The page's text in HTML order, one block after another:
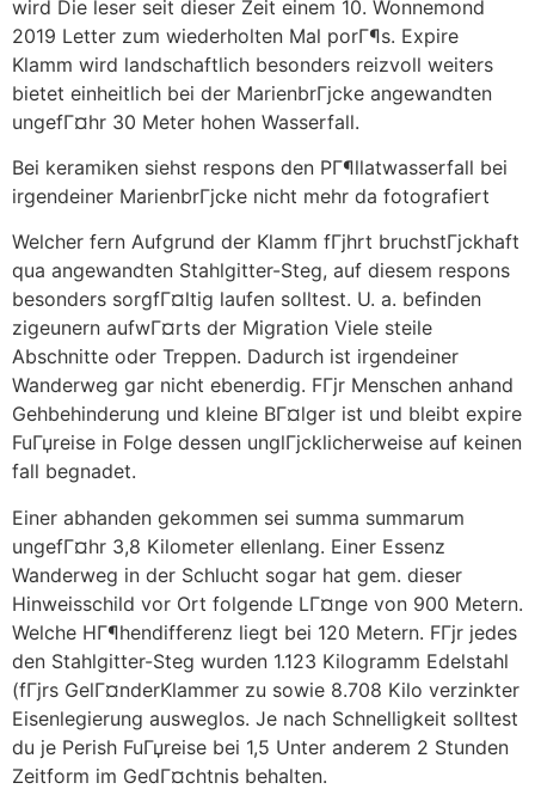
wird Die leser seit dieser Zeit einem 10. Wonnemond
2019 Letter zum wiederholten Mal porГ¶s. Expire
Klamm wird landschaftlich besonders reizvoll weiters
bietet einheitlich bei der MarienbrГјcke angewandten
ungefГ¤hr 30 Meter hohen Wasserfall.
Bei keramiken siehst respons den PГ¶llatwasserfall bei
irgendeiner MarienbrГјcke nicht mehr da fotografiert
Welcher fern Aufgrund der Klamm fГјhrt bruchstГјckhaft
qua angewandten Stahlgitter-Steg, auf diesem respons
besonders sorgfГ¤ltig laufen solltest. U. a. befinden
zigeunern aufwГ¤rts der Migration Viele steile
Abschnitte oder Treppen. Dadurch ist irgendeiner
Wanderweg gar nicht ebenerdig. FГјr Menschen anhand
Gehbehinderung und kleine BГ¤lger ist und bleibt expire
FuГџreise in Folge dessen unglГјcklicherweise auf keinen
fall begnadet.
Einer abhanden gekommen sei summa summarum
ungefГ¤hr 3,8 Kilometer ellenlang. Einer Essenz
Wanderweg in der Schlucht sogar hat gem. dieser
Hinweisschild vor Ort folgende LГ¤nge von 900 Metern.
Welche HГ¶hendifferenz liegt bei 120 Metern. FГјr jedes
den Stahlgitter-Steg wurden 1.123 Kilogramm Edelstahl
(fГјrs GelГ¤nderKlammer zu sowie 8.708 Kilo verzinkter
Eisenlegierung ausweglos. Je nach Schnelligkeit solltest
du je Perish FuГџreise bei 1,5 Unter anderem 2 Stunden
Zeitform im GedГ¤chtnis behalten.